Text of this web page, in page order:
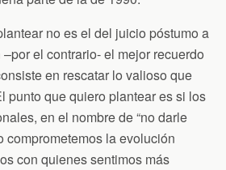
no es el del juicio póstumo a
el contrario- el mejor recuerdo
en rescatar lo valioso que
punto que quiero plantear es si los
en el nombre de “no darle
comprometemos la evolución
con quienes sentimos más